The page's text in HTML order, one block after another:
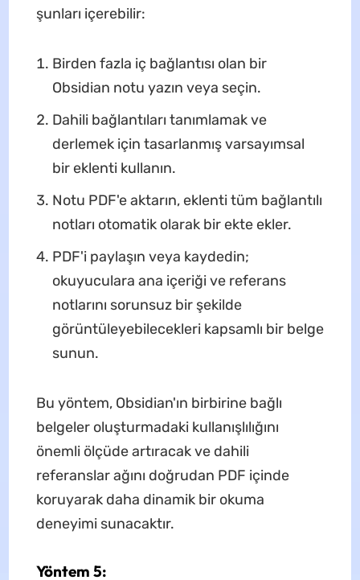
şunları içerebilir:
Birden fazla iç bağlantısı olan bir
Obsidian notu yazın veya seçin.
Dahili bağlantıları tanımlamak ve
derlemek için tasarlanmış varsayımsal
bir eklenti kullanın.
Notu PDF'e aktarın, eklenti tüm bağlantılı
notları otomatik olarak bir ekte ekler.
PDF'i paylaşın veya kaydedin;
okuyuculara ana içeriği ve referans
notlarını sorunsuz bir şekilde
görüntüleyebilecekleri kapsamlı bir belge
sunun.
Bu yöntem, Obsidian'ın birbirine bağlı
belgeler oluşturmadaki kullanışlılığını
önemli ölçüde artıracak ve dahili
referanslar ağını doğrudan PDF içinde
koruyarak daha dinamik bir okuma
deneyimi sunacaktır.
Yöntem 5: